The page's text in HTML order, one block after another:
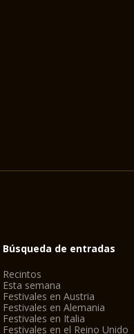
Búsqueda de entradas
Recintos
Esta semana
Festivales en Austria
Festivales en Alemania
Festivales en Italia
Festivales en el Reino Unido